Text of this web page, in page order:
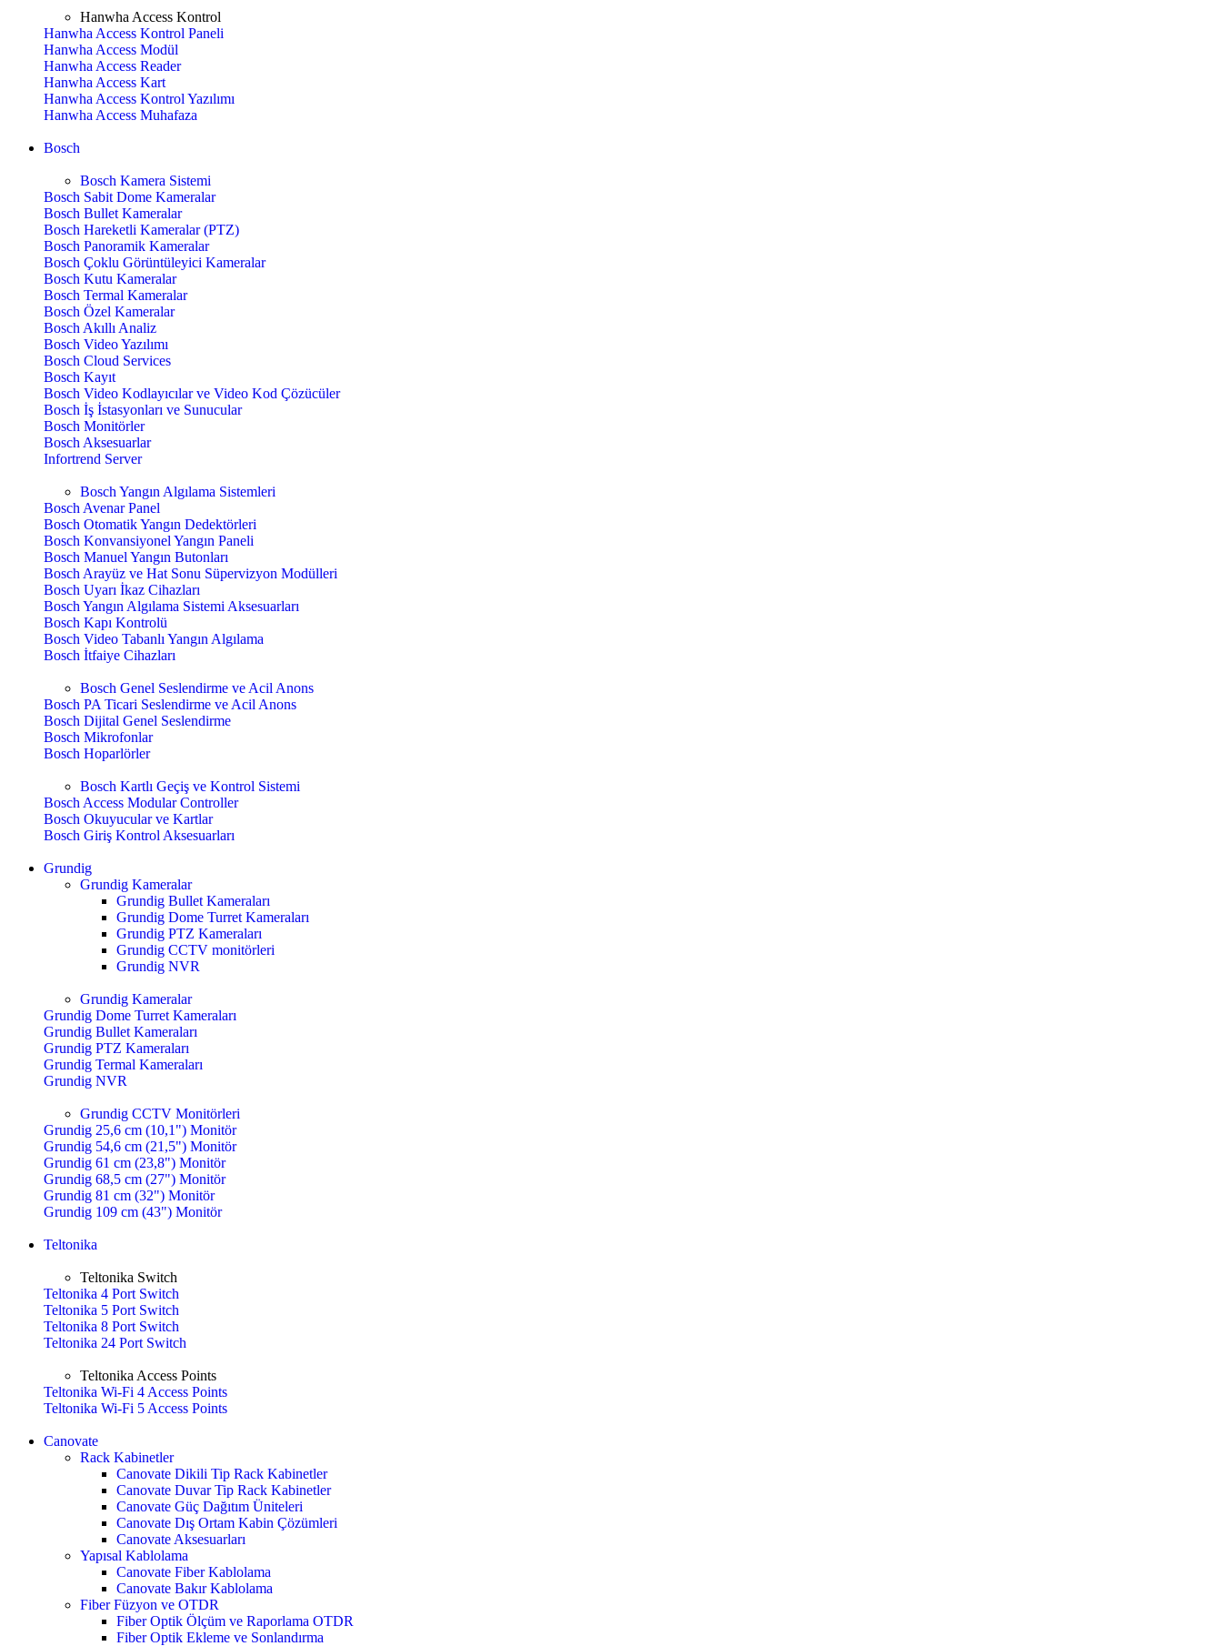
Hanwha Access Kontrol
Hanwha Access Kontrol Paneli
Hanwha Access Modül
Hanwha Access Reader
Hanwha Access Kart
Hanwha Access Kontrol Yazılımı
Hanwha Access Muhafaza
Bosch
Bosch Kamera Sistemi
Bosch Sabit Dome Kameralar
Bosch Bullet Kameralar
Bosch Hareketli Kameralar (PTZ)
Bosch Panoramik Kameralar
Bosch Çoklu Görüntüleyici Kameralar
Bosch Kutu Kameralar
Bosch Termal Kameralar
Bosch Özel Kameralar
Bosch Akıllı Analiz
Bosch Video Yazılımı
Bosch Cloud Services
Bosch Kayıt
Bosch Video Kodlayıcılar ve Video Kod Çözücüler
Bosch İş İstasyonları ve Sunucular
Bosch Monitörler
Bosch Aksesuarlar
Infortrend Server
Bosch Yangın Algılama Sistemleri
Bosch Avenar Panel
Bosch Otomatik Yangın Dedektörleri
Bosch Konvansiyonel Yangın Paneli
Bosch Manuel Yangın Butonları
Bosch Arayüz ve Hat Sonu Süpervizyon Modülleri
Bosch Uyarı İkaz Cihazları
Bosch Yangın Algılama Sistemi Aksesuarları
Bosch Kapı Kontrolü
Bosch Video Tabanlı Yangın Algılama
Bosch İtfaiye Cihazları
Bosch Genel Seslendirme ve Acil Anons
Bosch PA Ticari Seslendirme ve Acil Anons
Bosch Dijital Genel Seslendirme
Bosch Mikrofonlar
Bosch Hoparlörler
Bosch Kartlı Geçiş ve Kontrol Sistemi
Bosch Access Modular Controller
Bosch Okuyucular ve Kartlar
Bosch Giriş Kontrol Aksesuarları
Grundig
Grundig Kameralar
Grundig Bullet Kameraları
Grundig Dome Turret Kameraları
Grundig PTZ Kameraları
Grundig CCTV monitörleri
Grundig NVR
Grundig Kameralar
Grundig Dome Turret Kameraları
Grundig Bullet Kameraları
Grundig PTZ Kameraları
Grundig Termal Kameraları
Grundig NVR
Grundig CCTV Monitörleri
Grundig 25,6 cm (10,1") Monitör
Grundig 54,6 cm (21,5") Monitör
Grundig 61 cm (23,8") Monitör
Grundig 68,5 cm (27") Monitör
Grundig 81 cm (32") Monitör
Grundig 109 cm (43") Monitör
Teltonika
Teltonika Switch
Teltonika 4 Port Switch
Teltonika 5 Port Switch
Teltonika 8 Port Switch
Teltonika 24 Port Switch
Teltonika Access Points
Teltonika Wi-Fi 4 Access Points
Teltonika Wi-Fi 5 Access Points
Canovate
Rack Kabinetler
Canovate Dikili Tip Rack Kabinetler
Canovate Duvar Tip Rack Kabinetler
Canovate Güç Dağıtım Üniteleri
Canovate Dış Ortam Kabin Çözümleri
Canovate Aksesuarları
Yapısal Kablolama
Canovate Fiber Kablolama
Canovate Bakır Kablolama
Fiber Füzyon ve OTDR
Fiber Optik Ölçüm ve Raporlama OTDR
Fiber Optik Ekleme ve Sonlandırma